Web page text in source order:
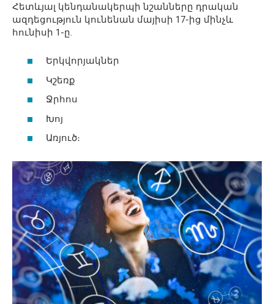
Հետևյալ կենդանակերպի նշանները դրական
ազդեցություն կունենան մայիսի 17-ից մինչև
հունիսի 1-ը.
Երկվորյակներ
Կշեռք
Ջրհոս
Խոյ
Առյուծ։